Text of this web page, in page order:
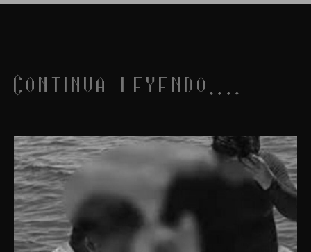
Continua leyendo....